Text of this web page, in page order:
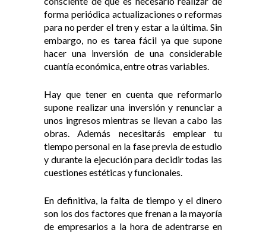
forma periódica actualizaciones o reformas
para no perder el tren y estar a la última. Sin
embargo, no es tarea fácil ya que supone
hacer una inversión de una considerable
cuantía económica, entre otras variables.
Hay que tener en cuenta que reformarlo
supone realizar una inversión y renunciar a
unos ingresos mientras se llevan a cabo las
obras. Además necesitarás emplear tu
tiempo personal en la fase previa de estudio
y durante la ejecución para decidir todas las
cuestiones estéticas y funcionales.
En definitiva, la falta de tiempo y el dinero
son los dos factores que frenan a la mayoría
de empresarios a la hora de adentrarse en